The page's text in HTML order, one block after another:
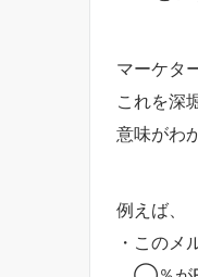
マーケタ
これを深
意味がわ
例えば、
・このメ